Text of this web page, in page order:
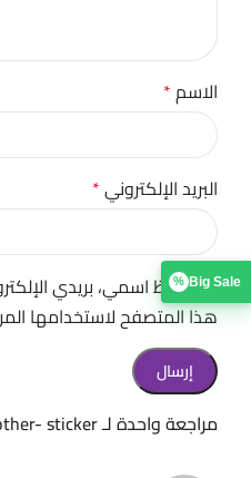
مراجعة واحدة لـsticker
الاسم*
البريد الإلكتروني*
احفظ اسمي، بريدي
هذا المتصفح لاستخدامها
% Big Sale